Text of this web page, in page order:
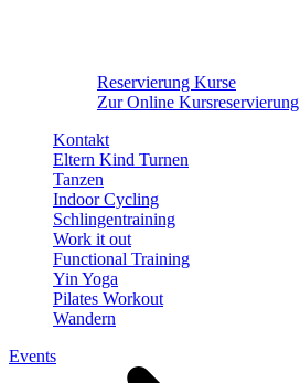
Reservierung Kurse
Zur Online Kursreservierung
Kontakt
Eltern Kind Turnen
Tanzen
Indoor Cycling
Schlingentraining
Work it out
Functional Training
Yin Yoga
Pilates Workout
Wandern
Events